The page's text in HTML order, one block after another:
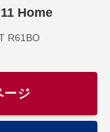
Home
R61BO
ージ